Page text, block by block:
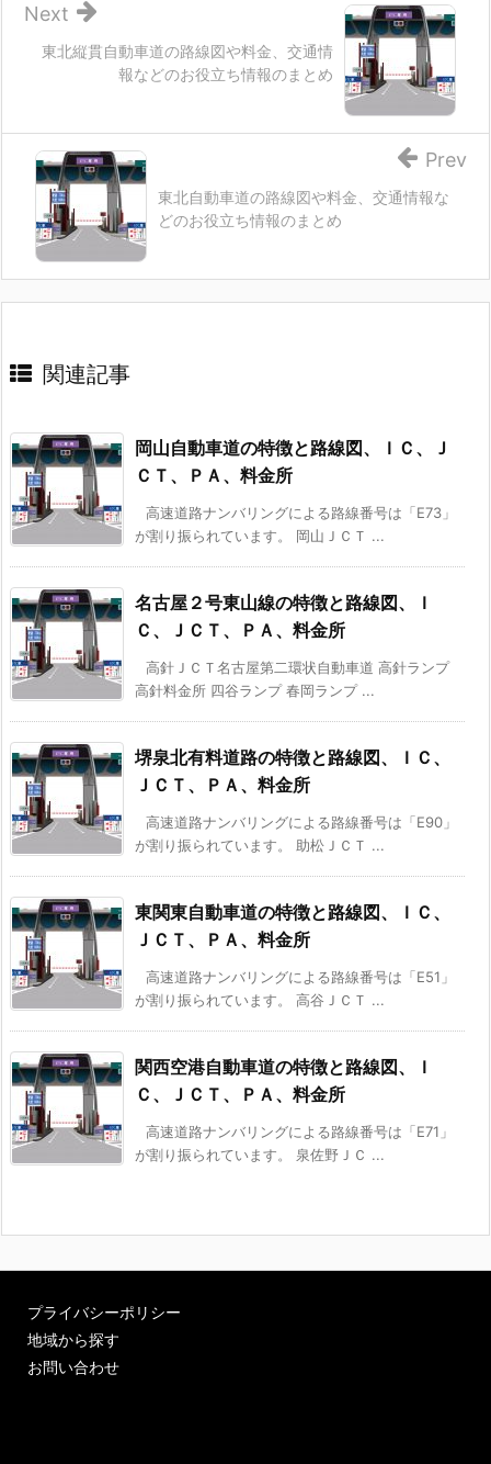
東北縦貫自動車道の路線図や料金、交通情
報などのお役立ち情報のまとめ
Next
東北自動車道の路線図や料金、交通情報な
どのお役立ち情報のまとめ
Prev
関連記事
岡山自動車道の特徴と路線図、ＩＣ、Ｊ
ＣＴ、ＰＡ、料金所
高速道路ナンバリングによる路線番号は「E73」
が割り振られています。 岡山ＪＣＴ ...
名古屋２号東山線の特徴と路線図、Ｉ
Ｃ、ＪＣＴ、ＰＡ、料金所
高針ＪＣＴ名古屋第二環状自動車道 高針ランプ
高針料金所 四谷ランプ 春岡ランプ ...
堺泉北有料道路の特徴と路線図、ＩＣ、
ＪＣＴ、ＰＡ、料金所
高速道路ナンバリングによる路線番号は「E90」
が割り振られています。 助松ＪＣＴ ...
東関東自動車道の特徴と路線図、ＩＣ、
ＪＣＴ、ＰＡ、料金所
高速道路ナンバリングによる路線番号は「E51」
が割り振られています。 高谷ＪＣＴ ...
関西空港自動車道の特徴と路線図、Ｉ
Ｃ、ＪＣＴ、ＰＡ、料金所
高速道路ナンバリングによる路線番号は「E71」
が割り振られています。 泉佐野ＪＣ ...
プライバシーポリシー
地域から探す
お問い合わせ